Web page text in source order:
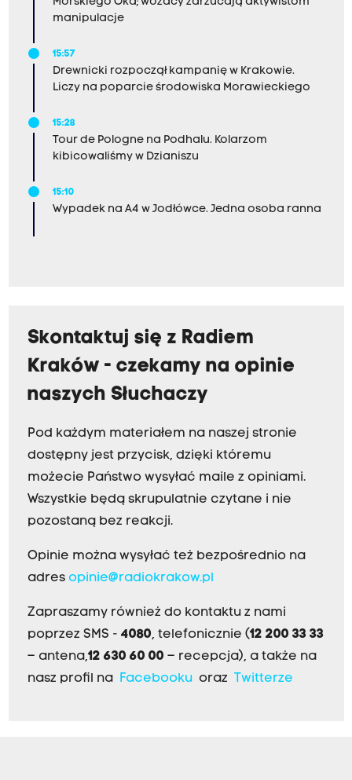
manipulacje
15:57
Drewnicki rozpoczął kampanię w Krakowie.
Liczy na poparcie środowiska Morawieckiego
15:28
Tour de Pologne na Podhalu. Kolarzom
kibicowaliśmy w Dzianiszu
15:10
Wypadek na A4 w Jodłówce. Jedna osoba ranna
Skontaktuj się z Radiem
Kraków - czekamy na opinie
naszych Słuchaczy
Pod każdym materiałem na naszej stronie
dostępny jest przycisk, dzięki któremu
możecie Państwo wysyłać maile z opiniami.
Wszystkie będą skrupulatnie czytane i nie
pozostaną bez reakcji.
Opinie można wysyłać też bezpośrednio na
adres opinie@radiokrakow.pl
Zapraszamy również do kontaktu z nami
poprzez SMS - 4080, telefonicznie (12 200 33 33
– antena,12 630 60 00 – recepcja), a także na
nasz profil na
Facebookuoraz Twitterze